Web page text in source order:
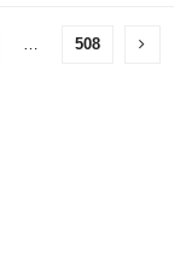
… 508